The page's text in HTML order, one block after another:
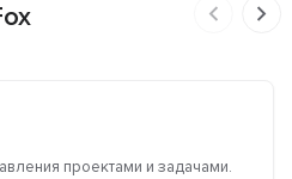
проектами и задачами.